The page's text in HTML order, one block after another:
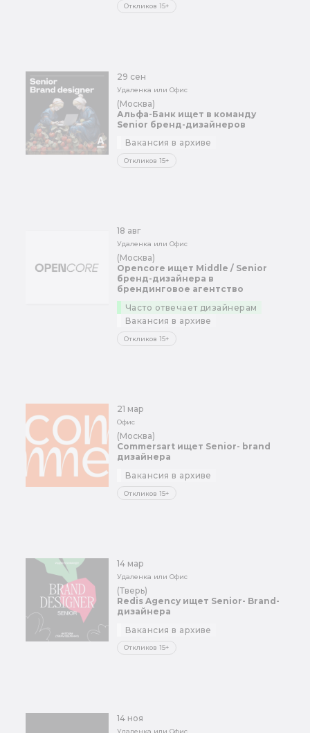
Откликов 15+
29 сен
Удаленка или Офис
(Москва)
Альфа-Банк ищет в команду
Senior бренд-дизайнеров
Вакансия в архиве
Откликов 15+
18 авг
Удаленка или Офис
(Москва)
Opencore ищет Middle / Senior
бренд-дизайнера в
брендинговое агентство
Часто отвечает дизайнерам
Вакансия в архиве
Откликов 15+
21 мар
Офис
(Москва)
Commersart ищет Senior- brand
дизайнера
Вакансия в архиве
Откликов 15+
14 мар
Удаленка или Офис
(Тверь)
Redis Agency ищет Senior- Brand-
дизайнера
Вакансия в архиве
Откликов 15+
14 ноя
Удаленка или Офис